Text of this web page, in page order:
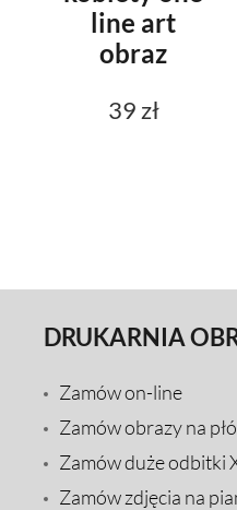
line art
obraz
39 zł
DRUKARNIA
Zamów on-line
Zamów obrazy na
Zamów duże odbitki
Zamów zdjęcia na